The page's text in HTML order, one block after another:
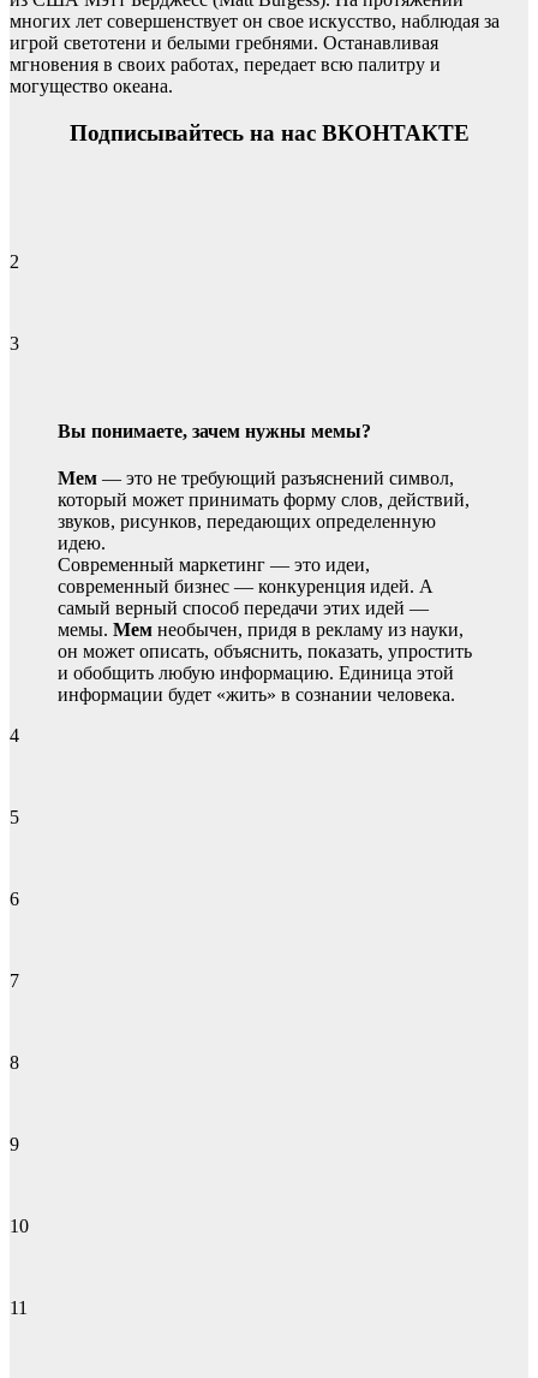
многих лет совершенствует он свое искусство, наблюдая за
игрой светотени и белыми гребнями. Останавливая
мгновения в своих работах, передает всю палитру и
могущество океана.
Подписывайтесь на нас ВКОНТАКТЕ
2
3
Вы понимаете, зачем нужны мемы?
Мем — это не требующий разъяснений символ,
который может принимать форму слов, действий,
звуков, рисунков, передающих определенную
идею.
Современный маркетинг — это идеи,
современный бизнес — конкуренция идей. А
самый верный способ передачи этих идей —
мемы. Мем необычен, придя в рекламу из науки,
он может описать, объяснить, показать, упростить
и обобщить любую информацию. Единица этой
информации будет «жить» в сознании человека.
4
5
6
7
8
9
10
11